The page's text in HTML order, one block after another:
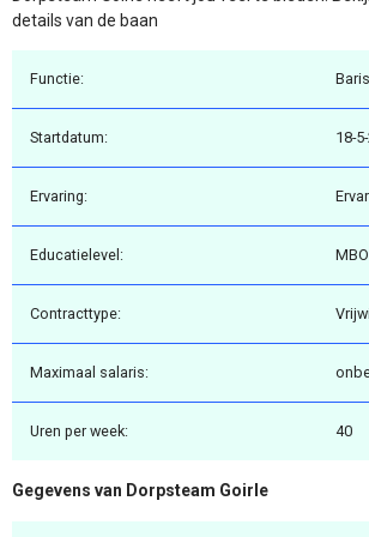
details van de baan
Functie:
Startdatum: 18-
Ervaring:
Educatielevel: MBO
Contracttype:
Maximaal salaris:
Uren per week: 40
Gegevens van Dorpsteam Goirle